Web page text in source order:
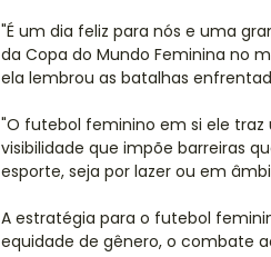
"É um dia feliz para nós e uma
da Copa do Mundo Feminina no
ela lembrou as batalhas
"O futebol feminino em si ele
visibilidade que impõe barreiras
esporte, seja por lazer ou em
A estratégia para o futebol
equidade de gênero, o combate